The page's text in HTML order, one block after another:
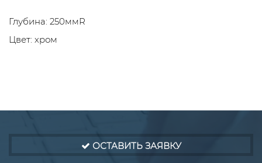
Глубина: 250ммR
Цвет: хром
ОСТАВИТЬ ЗАЯВКУ